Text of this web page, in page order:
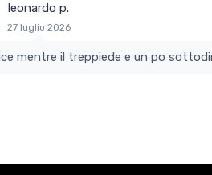
leonardo p.
27 luglio 2026
luce mentre il treppiede e un po